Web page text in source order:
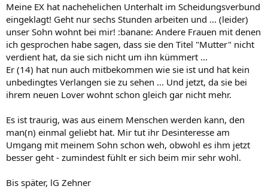
Meine EX hat nachehelichen Unterhalt im Scheidungsverbund
eingeklagt! Geht nur sechs Stunden arbeiten und ... (leider)
unser Sohn wohnt bei mir! :banane: Andere Frauen mit denen
ich gesprochen habe sagen, dass sie den Titel "Mutter" nicht
verdient hat, da sie sich nicht um ihn kümmert ...
Er (14) hat nun auch mitbekommen wie sie ist und hat kein
unbedingtes Verlangen sie zu sehen ... Und jetzt, da sie bei
ihrem neuen Lover wohnt schon gleich gar nicht mehr.
Es ist traurig, was aus einem Menschen werden kann, den
man(n) einmal geliebt hat. Mir tut ihr Desinteresse am
Umgang mit meinem Sohn schon weh, obwohl es ihm jetzt
besser geht - zumindest fühlt er sich beim mir sehr wohl.
Bis später, lG Zehner